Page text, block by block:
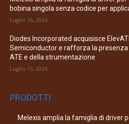
bobina singola senza codice per
Luglio 16, 2026
Diodes Incorporated acquisisce
Semiconductor e rafforza la
ATE e della strumentazione
Luglio 15, 2026
PRODOTTI
Melexis amplia la famiglia di driver